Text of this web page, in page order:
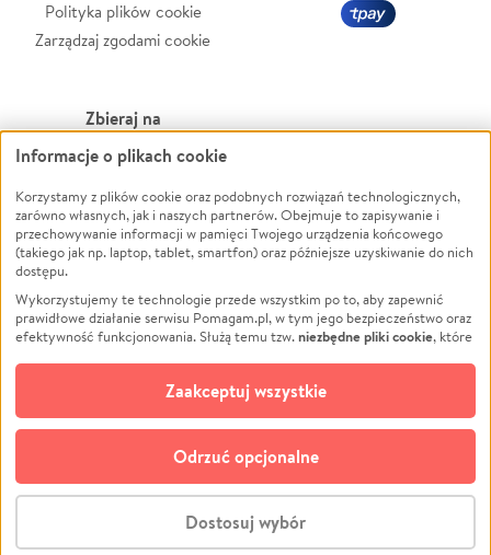
Stwórz zbiórkę - za darmo
Polityka plików cookie
Zarządzaj zgodami cookie
Zbieraj na
Leczenie
Zwierzęta
Pożar
Ukraina
Pomoc Finansowa
Projekty
Pogrzeb
Społeczność lokalna
Kultura
Powódź
Wichura
NGO
Edukacja
Podróż
Impreza
Ochrona środowiska
Biznes
© CROWDING SP. Z O.O.
Informacje o plikach cookie
Korzystamy z plików cookie oraz podobnych rozwiązań technologicznych,
zarówno własnych, jak i naszych partnerów. Obejmuje to zapisywanie i
przechowywanie informacji w pamięci Twojego urządzenia końcowego
(takiego jak np. laptop, tablet, smartfon) oraz późniejsze uzyskiwanie do nich
dostępu.
Wykorzystujemy te technologie przede wszystkim po to, aby zapewnić
prawidłowe działanie serwisu Pomagam.pl, w tym jego bezpieczeństwo oraz
efektywność funkcjonowania. Służą temu tzw.niezbędne pliki cookie, które
opcjonalnych plików cookie
technologii do celów analitycznych i retargetingowych. Możesz wyrazić
zgodę na ich stosowanie lub jej odmówić. W dowolnym momencie masz
możliwość zmiany swoich preferencji na stronie „Zarządzaj zgodami cookie”,
do której link znajdziesz w stopce serwisu Pomagam.pl. Opcjonalne pliki
cookie wykorzystywane są w następujących celach:
działanie serwisu Pomagam.pl. Dzięki nim możemy zrozumieć, jak
użytkownicy korzystają z naszego serwisu – skąd trafiają do serwisu, jak
Dostosuj wybór
Odrzuć opcjonalne
Zaakceptuj wszystkie